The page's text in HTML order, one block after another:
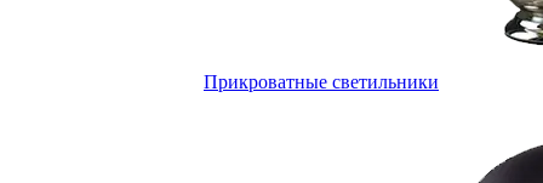
Прикроватные светильники